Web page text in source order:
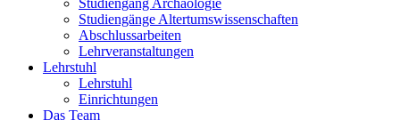
Studiengang Archäologie
Studiengänge Altertumswissenschaften
Abschlussarbeiten
Lehrveranstaltungen
Lehrstuhl
Lehrstuhl
Einrichtungen
Das Team